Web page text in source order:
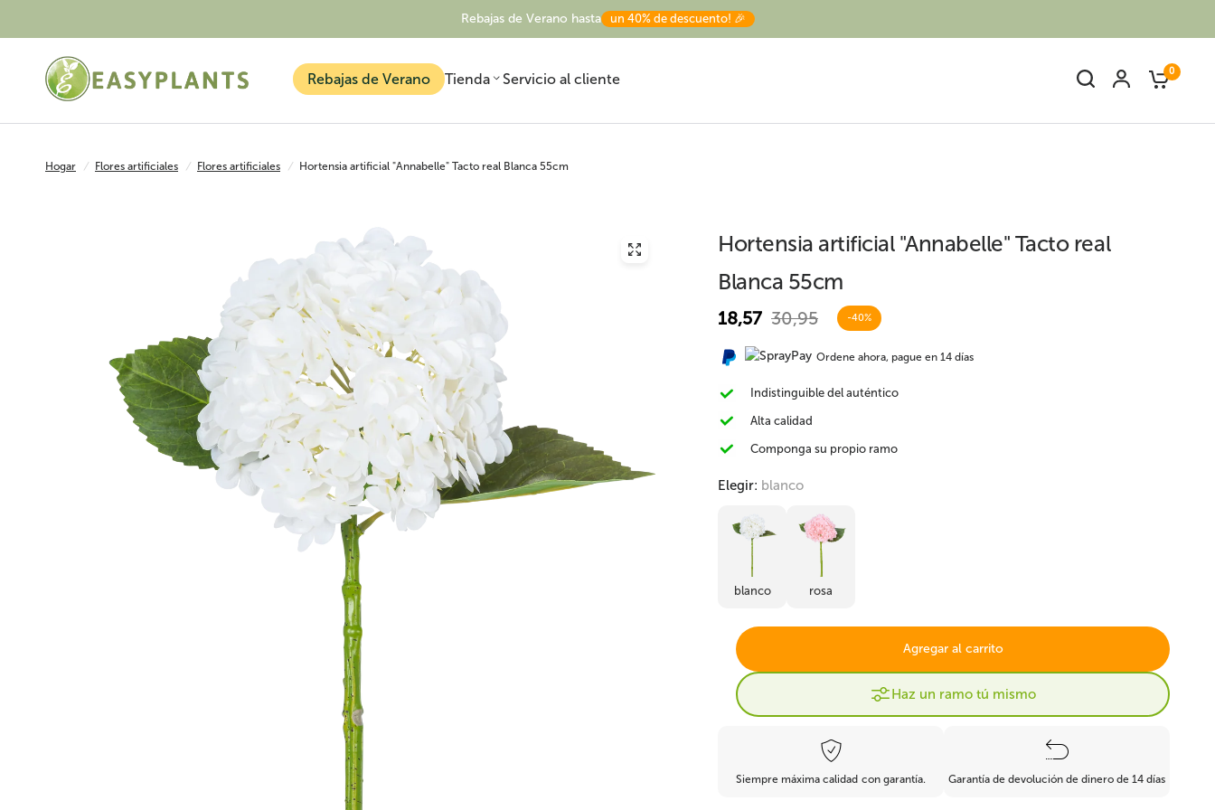
Rebajas de Verano hasta un 40% de descuento! 🎉
Rebajas de Verano Tienda
Plantas artificiales
Todas las plantas
artificiales
Árboles artificiales
Olivo artificial Plantas silvestres Bambu artificial Alocasia artificial Ficus artificial
Monstera artificial Suculentas artificiales
Decoración navideña
Servicio al cliente 0
Hogar / Flores artificiales / Flores artificiales / Hortensia artificial "Annabelle" Tacto real Blanca 55cm
Hortensia artificial "Annabelle" Tacto real
Blanca 55cm
18,57 30,95 -40%
Ordene ahora, pague en 14 días
Indistinguible del auténtico
Alta calidad
Componga su propio ramo
Elegir: blanco
blanco rosa
Agregar al carrito
Haz un ramo tú mismo
Siempre máxima calidad con garantía. Garantía de devolución de dinero de 14 días